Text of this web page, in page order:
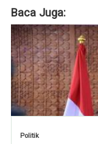
Baca Juga:
Politik